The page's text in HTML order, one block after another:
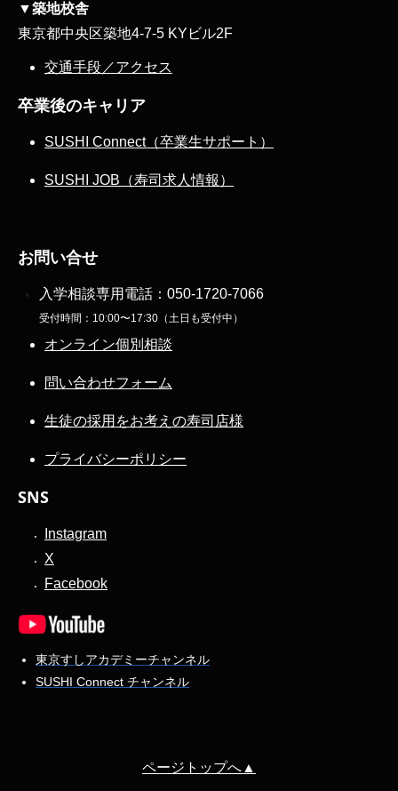
▼築地校舎
東京都中央区築地4-7-5 KYビル2F
交通手段／アクセス
卒業後のキャリア
SUSHI Connect（卒業生サポート）
SUSHI JOB（寿司求人情報）
お問い合せ
入学相談専用電話： 050-1720-7066
受付時間：10:00〜17:30（土日も受付中）
オンライン個別相談
問い合わせフォーム
生徒の採用をお考えの寿司店様
プライバシーポリシー
SNS
Instagram
X
Facebook
東京すしアカデミーチャンネル
SUSHI Connect チャンネル
ページトップへ▲